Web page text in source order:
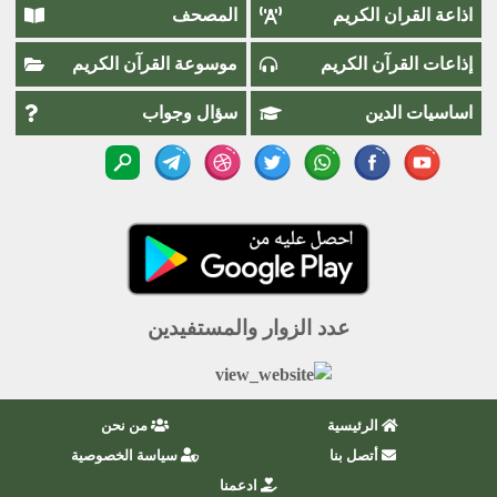
اذاعة القران الكريم المصحف
إذاعات القرآن الكريم موسوعة القرآن الكريم
اساسيات الدين سؤال وجواب
عدد الزوار والمستفيدين
الرئيسية
من نحن
أتصل بنا
سياسة الخصوصية
ادعمنا